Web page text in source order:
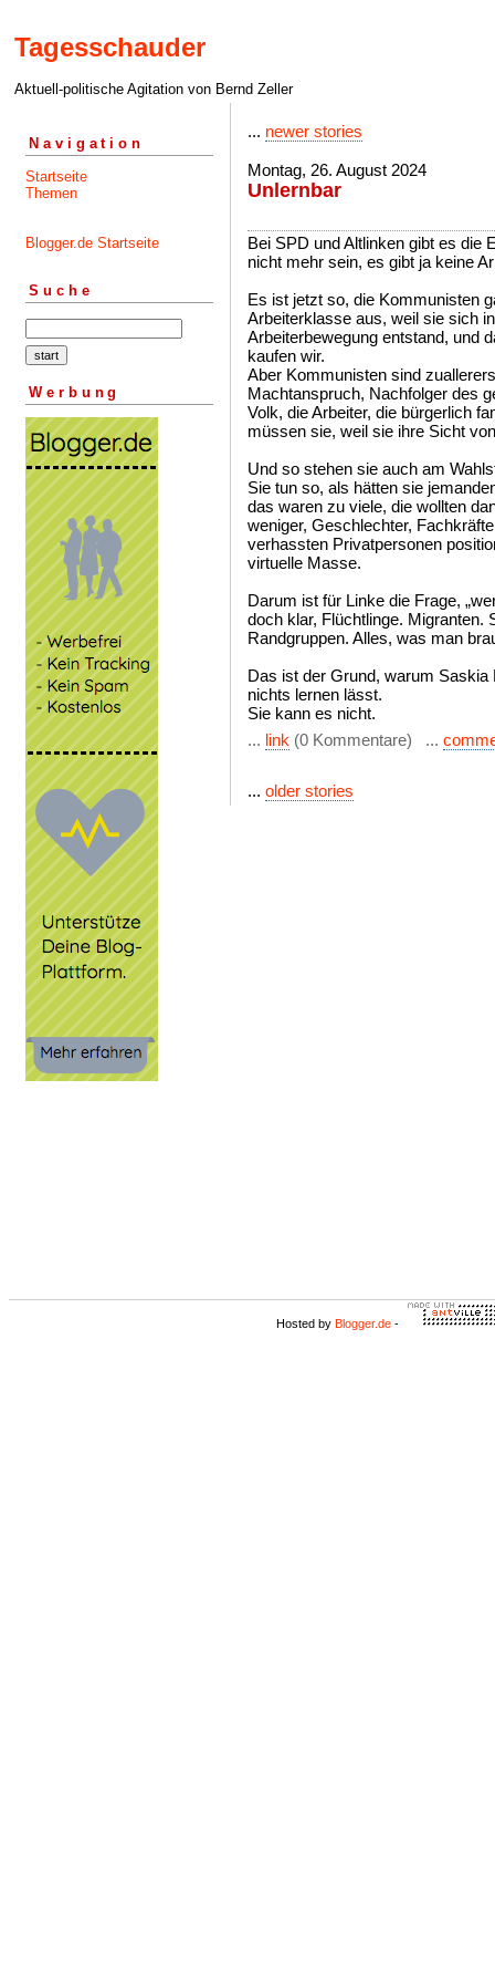
Tagesschauder
Aktuell-politische Agitation von Bernd Zeller
Navigation
Startseite
Themen
Blogger.de Startseite
Suche
Werbung
... newer stories
Montag, 26. August 2024
Unlernbar
Bei SPD und Altlinken gibt es die
nicht mehr sein, es gibt ja keine
Es ist jetzt so, die Kommunisten
Arbeiterklasse aus, weil sie sich
Arbeiterbewegung entstand, und
kaufen wir.
Aber Kommunisten sind
Machtanspruch, Nachfolger des
Volk, die Arbeiter, die bürgerlich
müssen sie, weil sie ihre Sicht
Und so stehen sie auch am
Sie tun so, als hätten sie
das waren zu viele, die wollten
weniger, Geschlechter,
verhassten Privatpersonen
virtuelle Masse.
Darum ist für Linke die Frage,
doch klar, Flüchtlinge.
Randgruppen. Alles, was man
Das ist der Grund, warum
nichts lernen lässt.
Sie kann es nicht.
... link (0 Kommentare) ...
... older stories
Hosted by Blogger.de -